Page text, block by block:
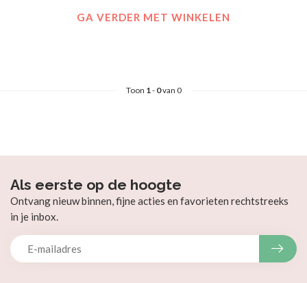
GA VERDER MET WINKELEN
Toon 1- 0van 0
Als eerste op de hoogte
Ontvang nieuw binnen, fijne acties en favorieten rechtstreeks
in je inbox.